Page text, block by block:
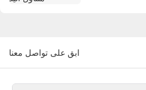
ابق على تواصل معنا